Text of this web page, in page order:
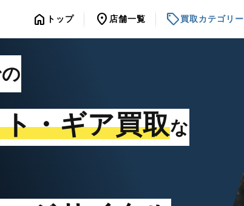
home トップ location_on 店舗一覧 sell買取カテゴリー
・ギア買取な